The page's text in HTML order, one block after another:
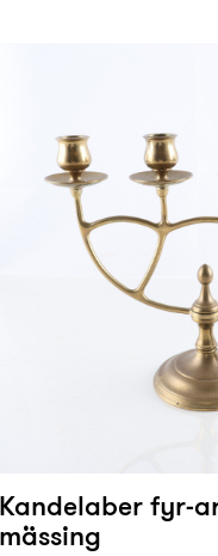
Kandelaber fyr-
mässing